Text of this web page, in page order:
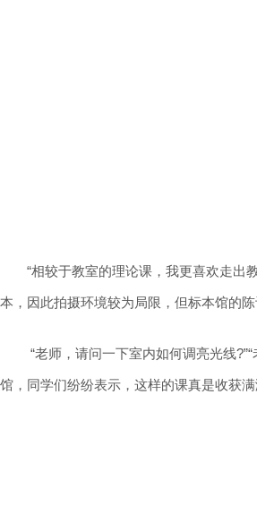
“相较于教室的理论课，我更喜欢走出
本，因此拍摄环境较为局限，但标本馆的
“老师，请问一下室内如何调亮光线
馆，同学们纷纷表示，这样的课真是收获满